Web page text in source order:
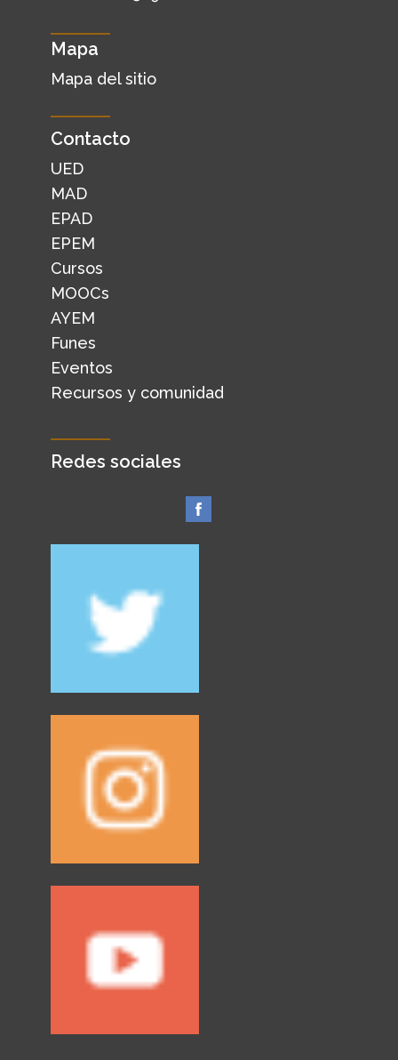
Mapa
Mapa del sitio
Contacto
UED
MAD
EPAD
EPEM
Cursos
MOOCs
AYEM
Funes
Eventos
Recursos y comunidad
Redes sociales